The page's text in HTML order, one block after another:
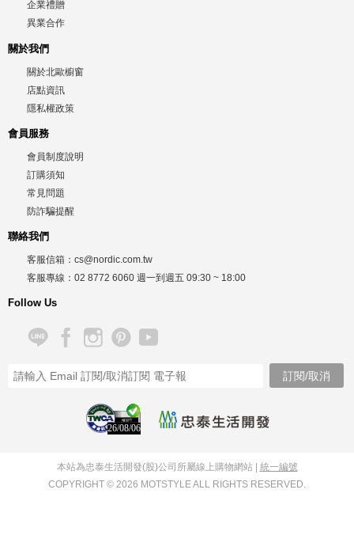
企業禮贈
異業合作
關於我們
關於北歐櫥窗
店點資訊
隱私權政策
會員服務
會員制度說明
訂購須知
常見問題
防詐騙提醒
聯絡我們
客服信箱： cs@nordic.com.tw
客服專線： 02 8772 6060 週一到週五 09:30 ~ 18:00
Follow Us
26/08/06
本站為忠泰生活開發(股)公司所屬線上購物網站 | 統一編號
COPYRIGHT © 2026 MOTSTYLE ALL RIGHTS RESERVED.